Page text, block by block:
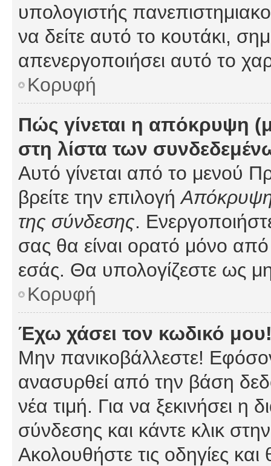
υπολογιστής
να δείτε αυτό το κουτάκι,
απενεργοποιήσει αυτό το
Κορυφή
Πώς γίνεται η απόκρυψη
στη λίστα των
Αυτό γίνεται από το μενού
βρείτε την επιλογήΑπόκρυψη
της σύνδεσης.
σας θα είναι ορατό μόνο από
εσάς. Θα υπολογίζεστε ως
Κορυφή
Έχω χάσει τον κωδικό
Μην πανικοβάλλεστε!
ανασυρθεί από την βάση
νέα τιμή. Για να ξεκινήσει η
σύνδεσης και κάντε κλικ
Ακολουθήστε τις οδηγίες